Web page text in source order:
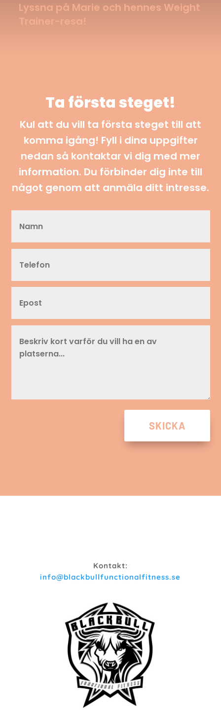
Lyssna på Marie och hennes Weight
Trainer-resa!
Ta första steget!
Kul att du vill ta första steget till att
komma igång! Fyll i dina uppgifter
nedan så kontaktar vi dig med mer
information. Du förbinder dig inte till
något genom att anmäla ditt intresse.
SKICKA
Kontakt:
info@blackbullfunctionalfitness.se